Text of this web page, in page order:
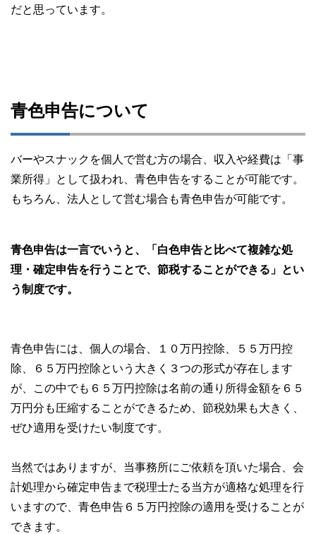
だと思っています。
青色申告について
バーやスナックを個人で営む方の場合、収入や経費は「事
業所得」として扱われ、青色申告をすることが可能です。
もちろん、法人として営む場合も青色申告が可能です。
青色申告は一言でいうと、「白色申告と比べて複雑な処
理・確定申告を行うことで、節税することができる」とい
う制度です。
青色申告には、個人の場合、１０万円控除、５５万円控
除、６５万円控除という大きく３つの形式が存在します
が、この中でも６５万円控除は名前の通り所得金額を６５
万円分も圧縮することができるため、節税効果も大きく、
ぜひ適用を受けたい制度です。
当然ではありますが、当事務所にご依頼を頂いた場合、会
計処理から確定申告まで税理士たる当方が適格な処理を行
いますので、青色申告６５万円控除の適用を受けることが
できます。